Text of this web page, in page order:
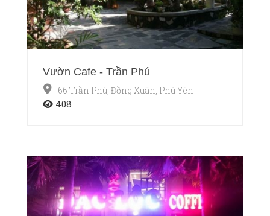
Vườn Cafe - Trần Phú
66 Trần Phú, Đồng Xuân, Phú Yên
408